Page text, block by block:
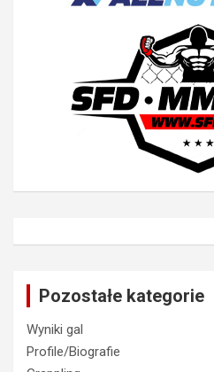
Pozostałe kategorie
Wyniki gal
Profile/Biografie